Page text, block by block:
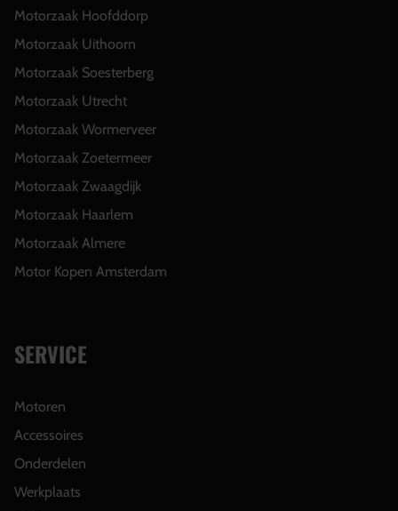
Motorzaak Hoofddorp
Motorzaak Uithoorn
Motorzaak Soesterberg
Motorzaak Utrecht
Motorzaak Wormerveer
Motorzaak Zoetermeer
Motorzaak Zwaagdijk
Motorzaak Haarlem
Motorzaak Almere
Motor Kopen Amsterdam
SERVICE
Motoren
Accessoires
Onderdelen
Werkplaats